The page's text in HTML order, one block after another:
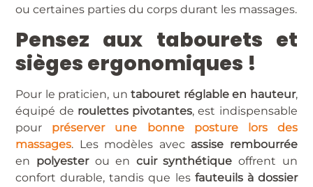
ou certaines parties du corps durant les massages.
Pensez aux tabourets et
sièges ergonomiques !
Pour le praticien, untabouret réglable en hauteur,
équipé de roulettes pivotantes, est indispensable
pour préserver une bonne posture lors des
massages. Les modèles avec assise rembourrée
en polyesterou en cuir synthétique offrent un
confort durable, tandis que les fauteuils à dossier